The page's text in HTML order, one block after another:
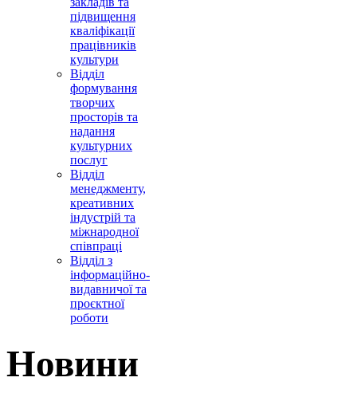
підвищення
кваліфікації
працівників
культури
Відділ
формування
творчих
просторів та
надання
культурних
послуг
Відділ
менеджменту,
креативних
індустрій та
міжнародної
співпраці
Відділ з
інформаційно-
видавничої та
проєктної
роботи
Новини